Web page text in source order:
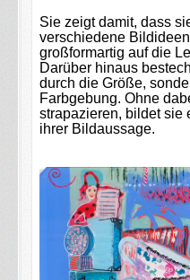
Sie zeigt damit, dass
verschiedene
großformartig auf die
Darüber hinaus
durch die Größe,
Farbgebung. Ohne
strapazieren, bildet sie
ihrer Bildaussage.